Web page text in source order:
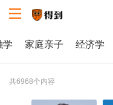
学 家庭亲子 经济学
共6968个内容